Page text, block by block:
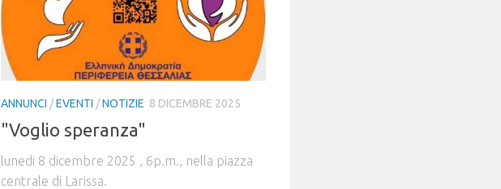
ANNUNCI /EVENTI /NOTIZIE 8 DICEMBRE 2025
"Voglio speranza"
lunedi 8 dicembre 2025 , 6p.m., nella piazza
centrale di Larissa.